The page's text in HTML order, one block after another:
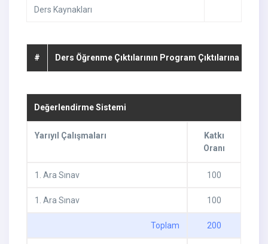
Ders Kaynakları
# Ders Öğrenme Çıktılarının Program Çıktılarına Katkısı
Değerlendirme Sistemi
Yarıyıl Çalışmaları
Katkı
Oranı
1 . Ara Sınav 100
1 . Ara Sınav 100
Toplam 200